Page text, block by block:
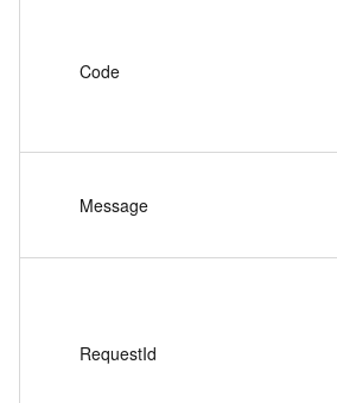
Code
Message
RequestId